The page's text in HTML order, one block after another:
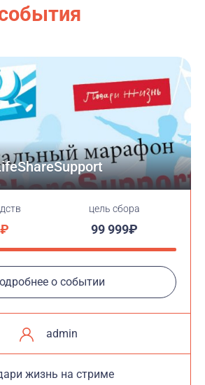
цель сбора
99 999₽
о событии
admin
жизнь на стриме